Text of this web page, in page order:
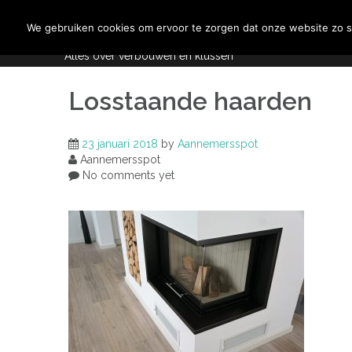
Aannemersspot
Alles over verbouwen en klussen
Losstaande haarden
23 januari 2018 by Aannemersspot
Aannemersspot
No comments yet
We gebruiken cookies om ervoor te zorgen dat onze website